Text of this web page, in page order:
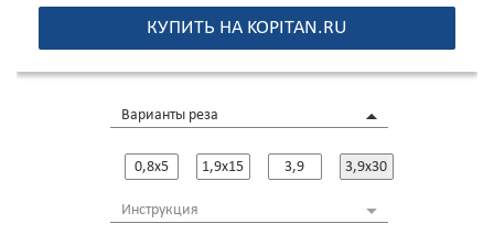
Модель с увеличенной мощностью - одновременное
уничтожение 35 листов
Увеличенный циклнепрерывнойработы - 30 минут
Инновационные высоколегированные ножи из
Защита от перегрева и низкий уровень шума
Автоматическое управление
КУПИТЬ НА KOPITAN.RU
Варианты реза
0,8x5 1,9x15 3,9 3,9x30
Инструкция